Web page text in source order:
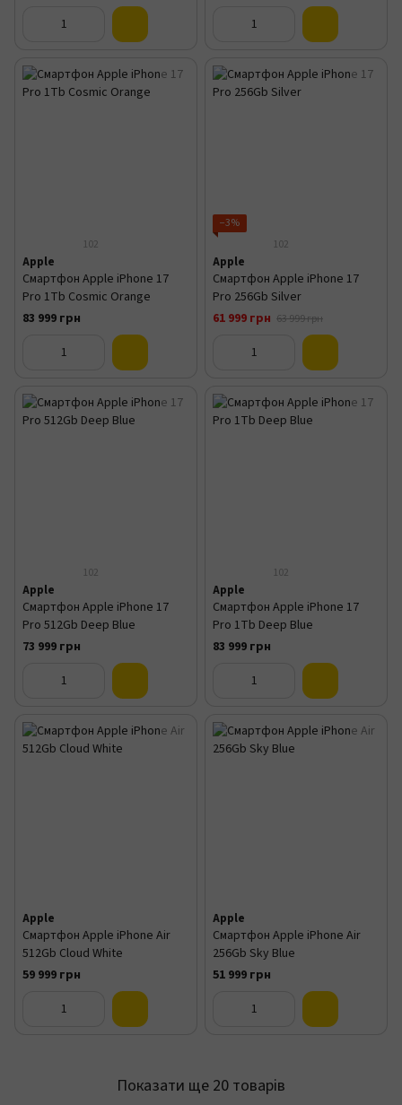
102
Apple
Смартфон Apple iPhone 17
Pro 1Tb Cosmic Orange
83 999 грн
−3%
102
Apple
Смартфон Apple iPhone 17
Pro 256Gb Silver
61 999 грн 63 999 грн
102
Apple
Смартфон Apple iPhone 17
Pro 512Gb Deep Blue
73 999 грн
102
Apple
Смартфон Apple iPhone 17
Pro 1Tb Deep Blue
83 999 грн
Apple
Смартфон Apple iPhone Air
512Gb Cloud White
59 999 грн
Apple
Смартфон Apple iPhone Air
256Gb Sky Blue
51 999 грн
Показати ще 20 товарів